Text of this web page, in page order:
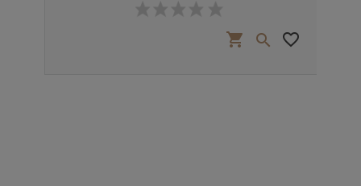
shopping_cart  favorite_border